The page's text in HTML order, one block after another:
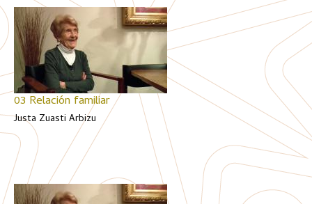
03 Relación familiar
Justa Zuasti Arbizu